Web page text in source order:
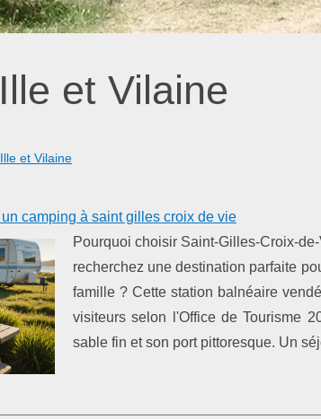
et Vilaine
et Vilaine
camping à saint gilles croix de vie
Pourquoi choisir Saint-Gilles-Croix-
recherchez une destination parfaite
famille ? Cette station balnéaire
visiteurs selon l'Office de Tourisme
sable fin et son port pittoresque. Un